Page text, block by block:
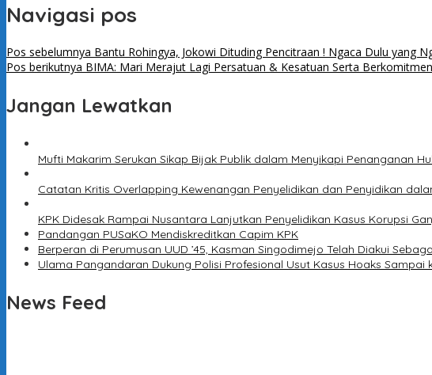
Navigasi pos
Pos sebelumnya Bantu Rohingya, Jokowi Dituding Pencitraan ! Ngaca Dulu yang
Pos berikutnya BIMA: Mari Merajut Lagi Persatuan & Kesatuan Serta
Jangan Lewatkan
Mufti Makarim Serukan Sikap Bijak Publik dalam Menyikapi Penanganan
Catatan Kritis Overlapping Kewenangan Penyelidikan dan Penyidikan
KPK Didesak Rampai Nusantara Lanjutkan Penyelidikan Kasus Korupsi
Pandangan PUSaKO Mendiskreditkan Capim KPK
Berperan di Perumusan UUD ’45, Kasman Singodimejo Telah Diakui
Ulama Pangandaran Dukung Polisi Profesional Usut Kasus Hoaks Sampai
News Feed